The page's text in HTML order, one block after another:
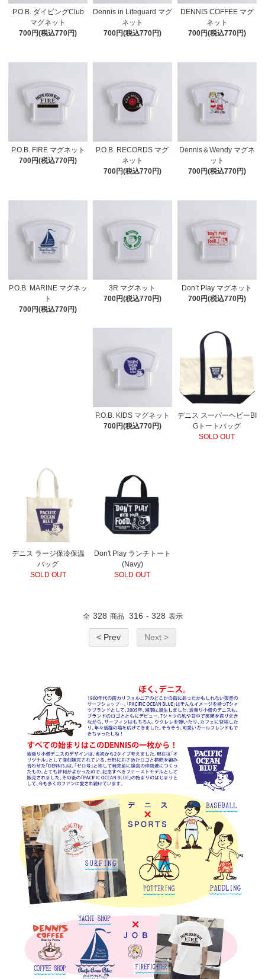
P.O.B. ダイビングClub
マグネット
700円(税込770円)
Dennis in Lifeguard マグ
ネット
700円(税込770円)
DENNIS COFFEE マグ
ネット
700円(税込770円)
P.O.B. FIRE マグネット
700円(税込770円)
P.O.B. RECORDS マグ
ネット
700円(税込770円)
Dennis＆Wendy マグネ
ット
700円(税込770円)
P.O.B. MARINE マグネッ
ト
700円(税込770円)
3R マグネット
700円(税込770円)
Don’t Play マグネット
700円(税込770円)
P.O.B. KIDS マグネット
700円(税込770円)
デニス スーパーヘビーBI
Gトートバッグ
SOLD OUT
デニス ラージ保冷保温
バッグ
SOLD OUT
Don't Play ランチトート
(Navy)
SOLD OUT
全 328 商品 316 - 328 表示
< Prev Next >